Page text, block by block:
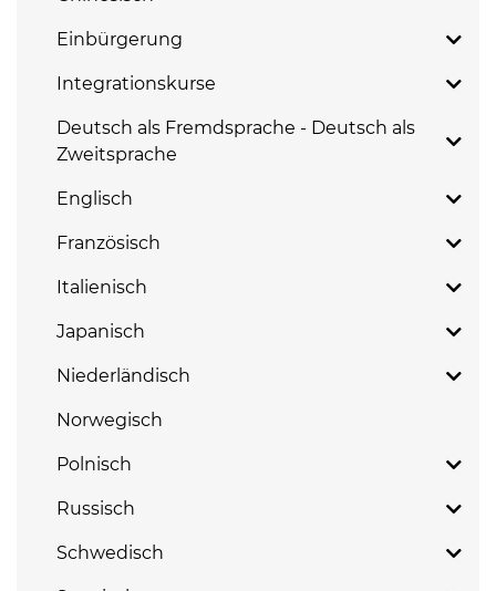
Einbürgerung
Integrationskurse
Deutsch als Fremdsprache - Deutsch als
Zweitsprache
Englisch
Französisch
Italienisch
Japanisch
Niederländisch
Norwegisch
Polnisch
Russisch
Schwedisch